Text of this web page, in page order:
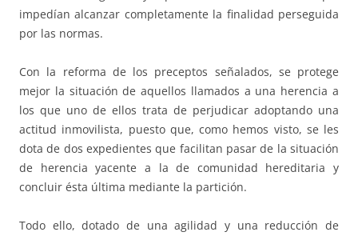
impedían alcanzar completamente la finalidad perseguida
por las normas.
Con la reforma de los preceptos señalados, se protege
mejor la situación de aquellos llamados a una herencia a
los que uno de ellos trata de perjudicar adoptando una
actitud inmovilista, puesto que, como hemos visto, se les
dota de dos expedientes que facilitan pasar de la situación
de herencia yacente a la de comunidad hereditaria y
concluir ésta última mediante la partición.
Todo ello, dotado de una agilidad y una reducción de